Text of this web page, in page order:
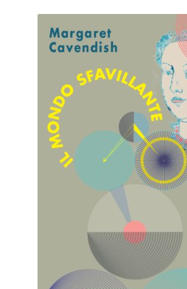
CHI SIAMO
più
recente